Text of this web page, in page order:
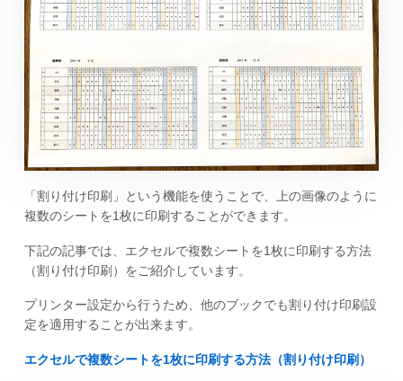
「割り付け印刷」という機能を使うことで、上の画像のように
複数のシートを1枚に印刷することができます。
下記の記事では、エクセルで複数シートを1枚に印刷する方法
（割り付け印刷）をご紹介しています。
プリンター設定から行うため、他のブックでも割り付け印刷設
定を適用することが出来ます。
エクセルで複数シートを1枚に印刷する方法（割り付け印刷）